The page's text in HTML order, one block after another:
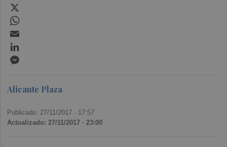
Alicante Plaza
Publicado: 27/11/2017 · 17:57
Actualizado: 27/11/2017 · 23:00